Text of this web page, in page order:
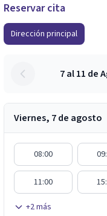
Reservar cita
Dirección principal
7 al 11 de
Viernes, 7 de agosto
08:00
11:00
+2más